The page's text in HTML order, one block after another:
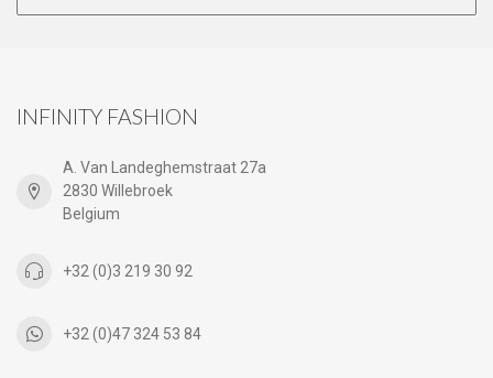
INFINITY FASHION
A. Van Landeghemstraat 27a
2830 Willebroek
Belgium
+32 (0)3 219 30 92
+32 (0)47 324 53 84